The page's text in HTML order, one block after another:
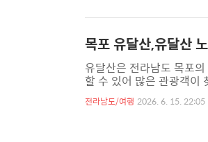
목포 유달산,유달산
유달산은 전라남도 목포
할 수 있어 많은 관광객이
공원 유달산과 고하도를
히 등산하며 아름다운 다
전라남도/여행 2026. 6. 15. 22:05